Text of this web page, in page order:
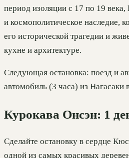
период изоляции с 17 по 19 века,
и космополитическое наследие,
его исторической трагедии и
кухне и архитектуре.
Следующая остановка: поезд и
автомобиль (3 часа) из Нагасаки
Курокава Онсэн: 1
Сделайте остановку в сердце
одной из самых красивых